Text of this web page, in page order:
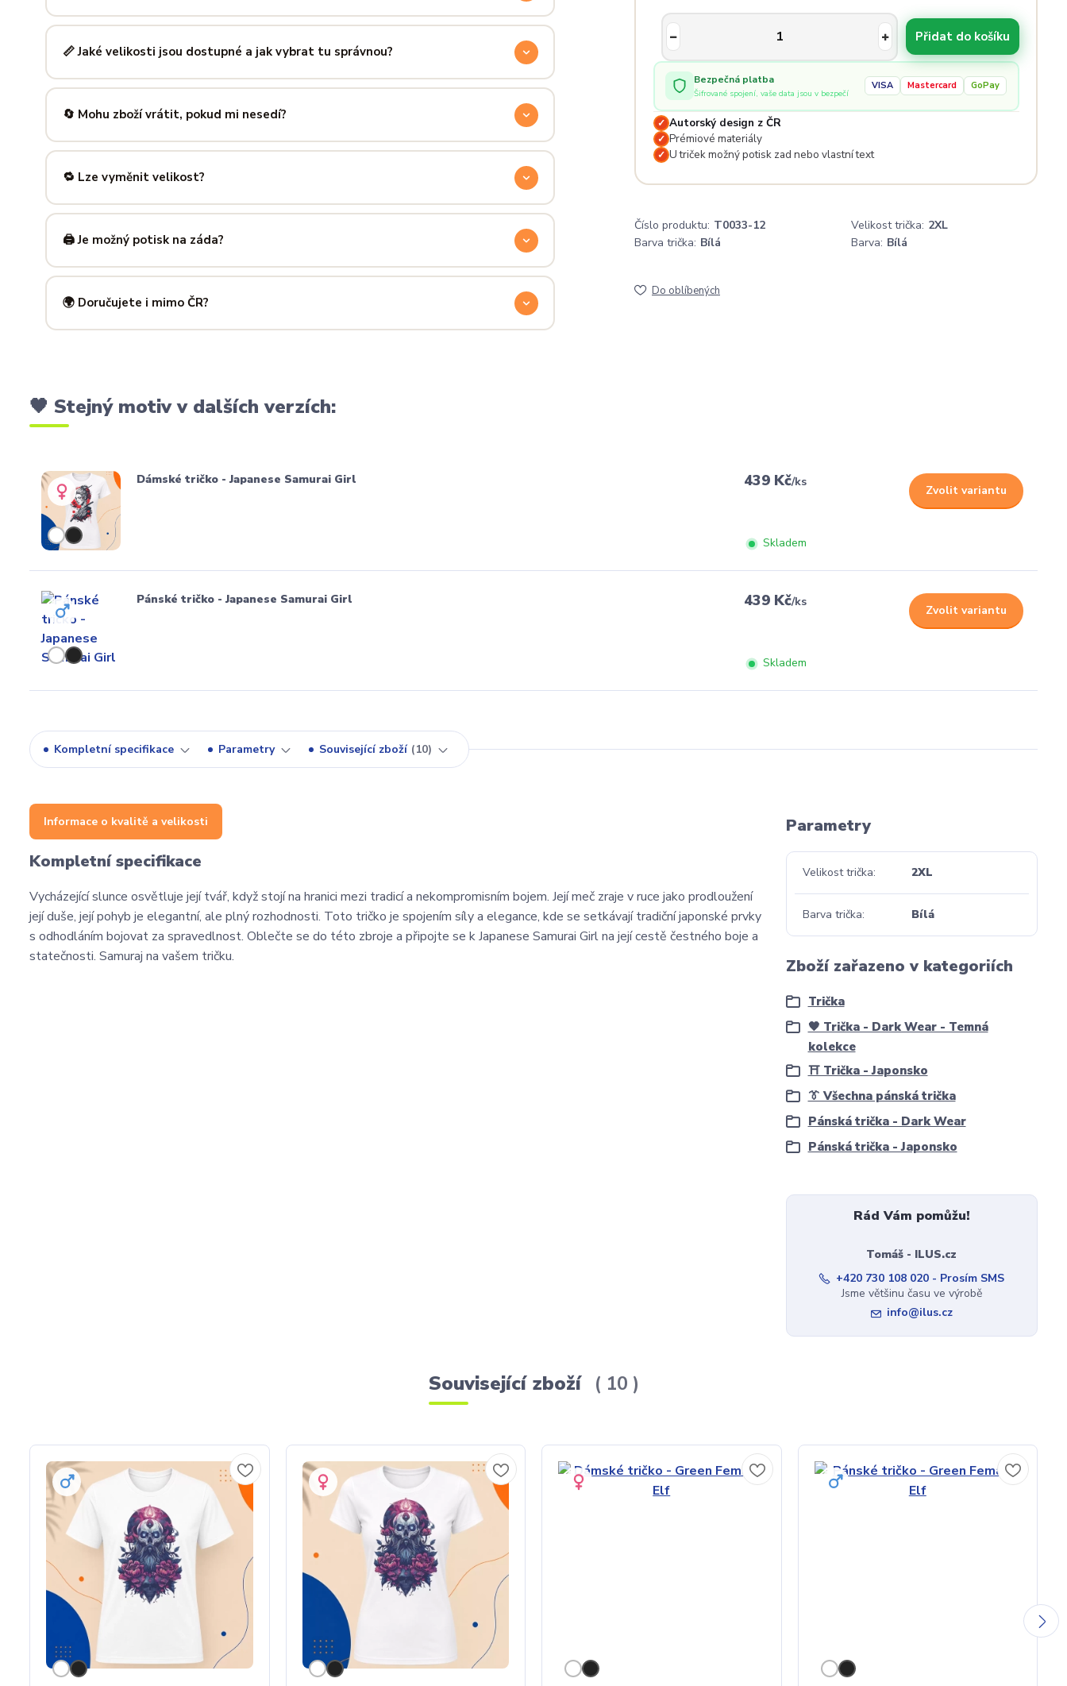
Mimo sezónu balíme a odesíláme do 3 pracovních dní. Doručení přes PPL, GLS nebo Českou
poštu trvá obvykle 1–3 pracovní dny — zboží tak můžeš mít u sebe už za pár dní.
📏 Jaké velikosti jsou dostupné a jak vybrat tu správnou?
Nabízíme velikosti XS až 5XL, takže si vybere opravdu každý. Klikni naPrůvodce velikostmi
výše — najdeš tam přesné míry v cm a výběr velikosti bude hračka.
🔄 Mohu zboží vrátit, pokud mi nesedí?
Samozřejmě. Máš plných14 dní na vráceníbez udání důvodu. Stačí nás kontaktovat na
info@ilus.cza vše vyřídíme rychle a bez komplikací.
🔁 Lze vyměnit velikost?
Standardně výměnu nenabízíme, ale víme, že se to stane — proto se nebojte napsat na
info@ilus.cz. Většinou společně najdeme řešení, které vás potěší.
🖨️ Je možný potisk na záda?
Ano! Potisk zad je možný u většiny našich produktů — skvělé pro originální dárky nebo párové
kousky. Napiš nám předem na
🌍 Doručujete i mimo ČR?
Přidat do košíku
Bezpečná platba
Šifrované spojení, vaše data jsou v bezpečí
VISA Mastercard GoPay
✓ Autorský design z ČR
✓ Prémiové materiály
✓ U triček možný potisk zad nebo vlastní text
Číslo produktu: T0033-12 Velikost trička: 2XL
Barva trička: Bílá Barva: Bílá
Do oblíbených
🖤 Stejný motiv v dalších verzích:
Dámské tričko - Japanese Samurai Girl 439 Kč/ks
Skladem
Zvolit variantu
Pánské tričko - Japanese Samurai Girl 439 Kč/ks
Skladem
Zvolit variantu
Kompletní specifikace Parametry Související zboží 10
Informace o kvalitě a velikosti
Kompletní specifikace
Vycházející slunce osvětluje její tvář, když stojí na hranici mezi tradicí a nekompromisním bojem. Její meč zraje v ruce jako prodloužení
její duše, její pohyb je elegantní, ale plný rozhodnosti. Toto tričko je spojením síly a elegance, kde se setkávají tradiční japonské prvky
s odhodláním bojovat za spravedlnost. Oblečte se do této zbroje a připojte se k Japanese Samurai Girl na její cestě čestného boje a
statečnosti. Samuraj na vašem tričku.
Parametry
Velikost trička 2XL
Barva trička Bílá
Zboží zařazeno v kategoriích
Trička
🖤 Trička - Dark Wear - Temná
kolekce
⛩️ Trička - Japonsko
👔 Všechna pánská trička
Pánská trička - Dark Wear
Pánská trička - Japonsko
Rád Vám pomůžu!
Tomáš - ILUS.cz
+420 730 108 020 - Prosím SMS
Jsme většinu času ve výrobě
info@ilus.cz
Související zboží 10